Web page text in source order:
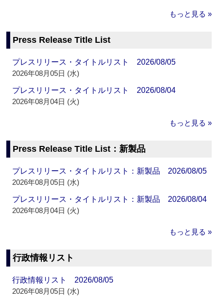
もっと見る »
Press Release Title List
プレスリリース・タイトルリスト 2026/08/05
2026年08月05日 (水)
プレスリリース・タイトルリスト 2026/08/04
2026年08月04日 (火)
もっと見る »
Press Release Title List：新製品
プレスリリース・タイトルリスト：新製品 2026/08/05
2026年08月05日 (水)
プレスリリース・タイトルリスト：新製品 2026/08/04
2026年08月04日 (火)
もっと見る »
行政情報リスト
行政情報リスト 2026/08/05
2026年08月05日 (水)